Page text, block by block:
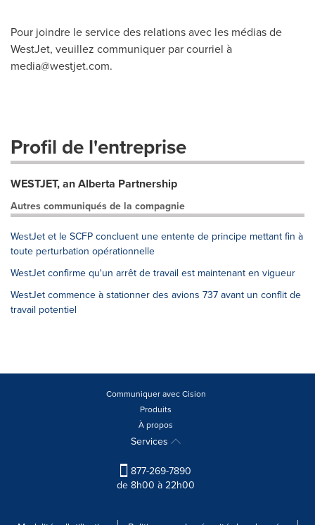
Pour joindre le service des relations avec les médias de
WestJet, veuillez communiquer par courriel à
media@westjet.com.
Profil de l'entreprise
WESTJET, an Alberta Partnership
Autres communiqués de la compagnie
WestJet et le SCFP concluent une entente de principe mettant fin à
toute perturbation opérationnelle
WestJet confirme qu'un arrêt de travail est maintenant en vigueur
WestJet commence à stationner des avions 737 avant un conflit de
travail potentiel
Communiquer avec Cision
Produits
À propos
Services
877-269-7890
de 8h00 à 22h00